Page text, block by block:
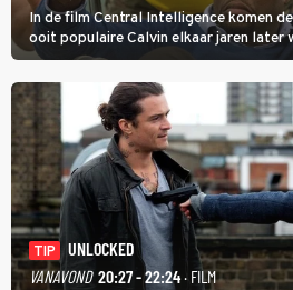
In de film Central Intelligence komen
ooit populaire Calvin elkaar jaren later
inmiddels supergespierd en werkzaam
goed kan gebruiken.
TIP
UNLOCKED
VANAVOND 20:27 - 22:24· FILM